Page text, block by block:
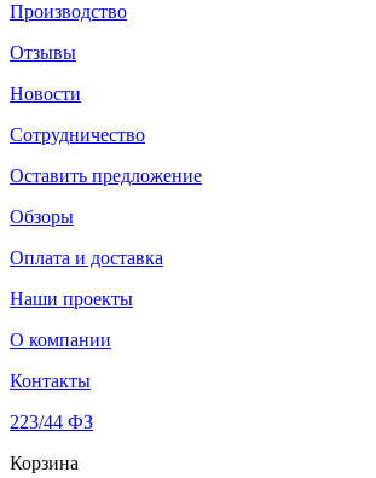
Производство
Отзывы
Новости
Сотрудничество
Оставить предложение
Обзоры
Оплата и доставка
Наши проекты
О компании
Контакты
223/44 ФЗ
Корзина